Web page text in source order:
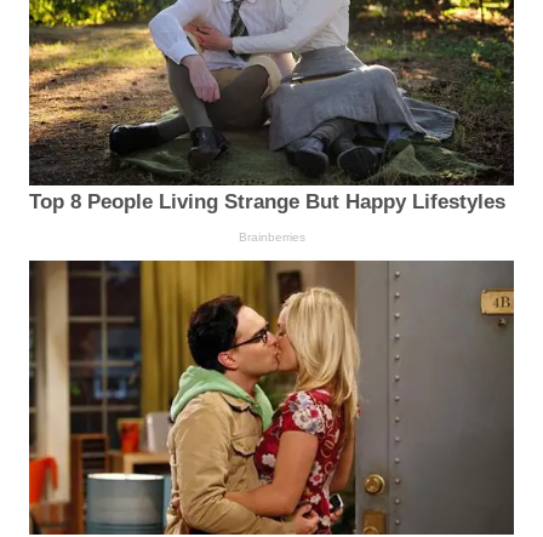
Top 8 People Living Strange But Happy Lifestyles
Brainberries